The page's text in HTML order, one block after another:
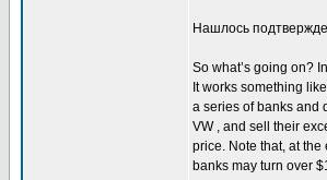
Нашлось
So what’s going on?
It works something
a series of banks and
VW , and sell their
price. Note that, at the
banks may turn over